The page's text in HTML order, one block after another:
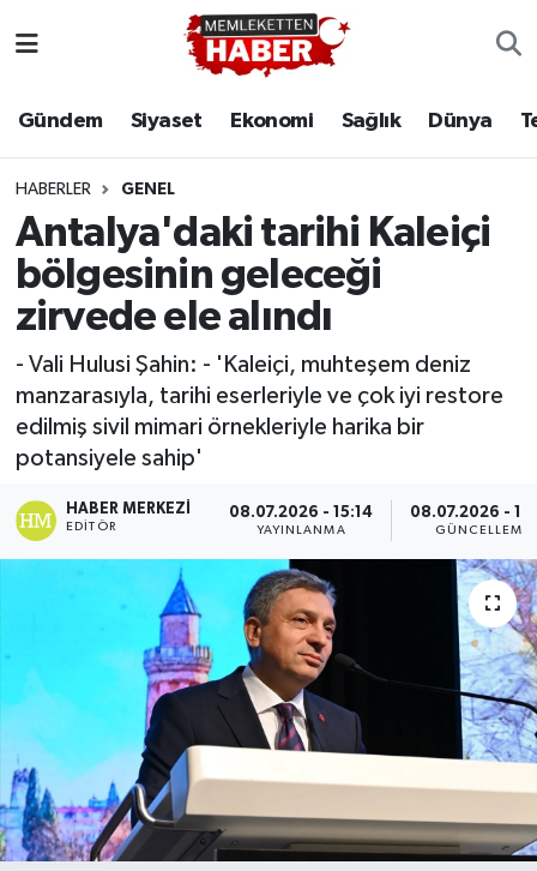
Gündem Siyaset Ekonomi Sağlık Dünya
HABERLER GENEL
Antalya'daki tarihi Kaleiçi
bölgesinin geleceği
zirvede ele alındı
- Vali Hulusi Şahin: - 'Kaleiçi, muhteşem deniz
manzarasıyla, tarihi eserleriyle ve çok iyi restore
edilmiş sivil mimari örnekleriyle harika bir
potansiyele sahip'
HABER MERKEZI
EDITÖR
08.07.2026 - 15:14
YAYINLANMA
08.07.2026 -
GÜNCELLEME